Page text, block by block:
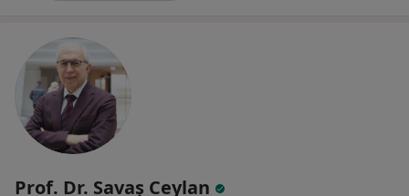
Prof. Dr. Savaş Ceylan